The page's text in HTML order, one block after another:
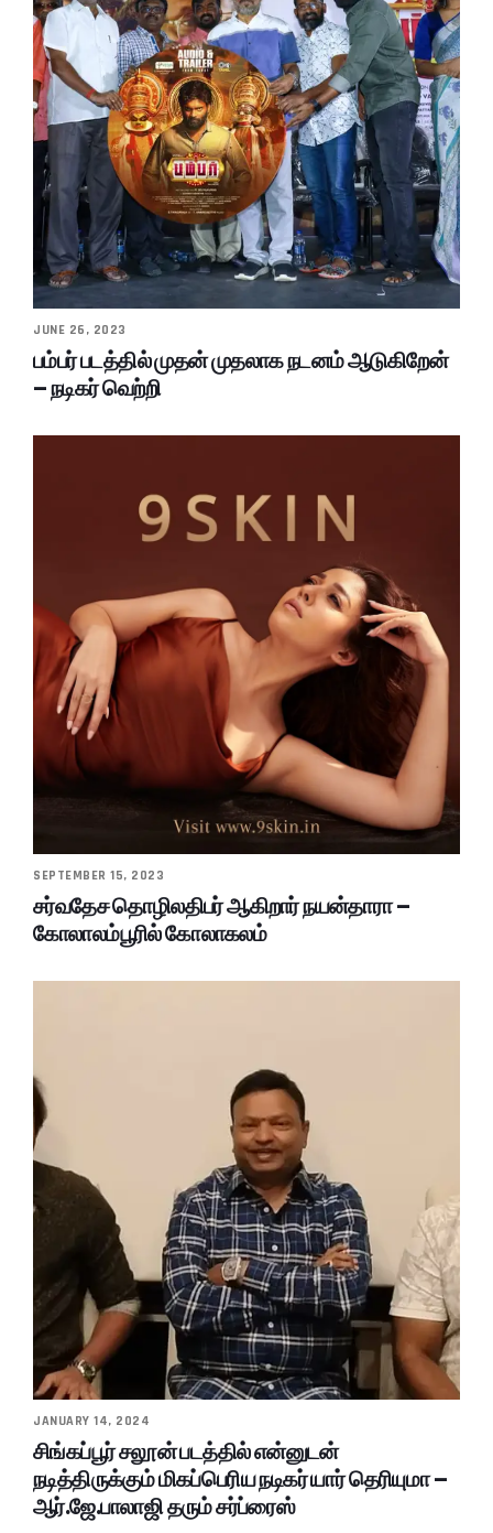
JUNE 26, 2023
பம்பர் படத்தில் முதன் முதலாக நடனம் ஆடுகிறேன்
– நடிகர் வெற்றி
SEPTEMBER 15, 2023
சர்வதேச தொழிலதிபர் ஆகிறார் நயன்தாரா –
கோலாலம்பூரில் கோலாகலம்
JANUARY 14, 2024
சிங்கப்பூர் சலூன் படத்தில் என்னுடன்
நடித்திருக்கும் மிகப்பெரிய நடிகர் யார் தெரியுமா –
ஆர்.ஜே.பாலாஜி தரும் சர்ப்ரைஸ்